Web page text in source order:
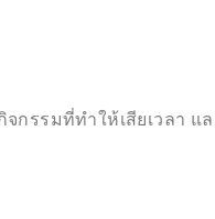
กรรมที่ทำให้เสียเวลา